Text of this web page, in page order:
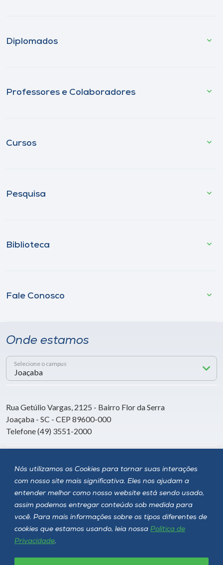
Nós utilizamos os Cookies para tornar suas interações
com nosso site mais significativa. Eles nos ajudam a
entender melhor como nosso website está sendo usado,
assim podemos entregar conteúdo sob medida para
você. Para mais informações sobre os tipos diferentes de
cookies que estamos usando, leia nossa Política de
Privacidade.
Diplomados
Professores e Colaboradores
Cursos
Pesquisa
Biblioteca
Fale Conosco
Onde estamos
Selecione o campus
Rua Getúlio Vargas, 2125 - Bairro Flor da Serra
Joaçaba - SC - CEP 89600-000
Telefone (49) 3551-2000
Siga a Unoesc